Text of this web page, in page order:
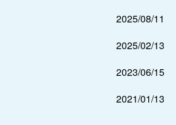
2025/08/11
2025/02/13
2023/06/15
2021/01/13